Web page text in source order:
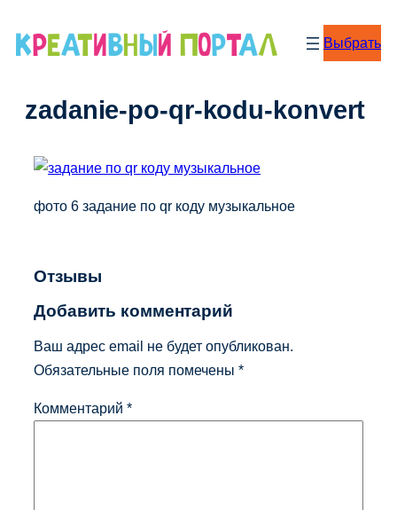
Выбрать
zadanie-po-qr-kodu-konvert
фото 6 задание по qr коду музыкальное
Отзывы
Добавить комментарий
Ваш адрес email не будет опубликован.
Обязательные поля помечены *
Комментарий *